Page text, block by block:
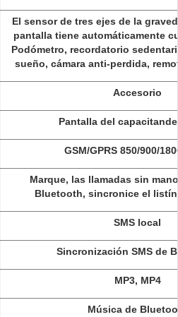
El sensor de tres ejes de la
pantalla tiene automáticamente
Podómetro, recordatorio
sueño, cámara anti-perdida,
Accesorio
Pantalla del capacitande
GSM/GPRS 850/900/
Marque, las llamadas sin
Bluetooth, sincronice el
SMS local
Sincronización SMS de
MP3, MP4
Música de